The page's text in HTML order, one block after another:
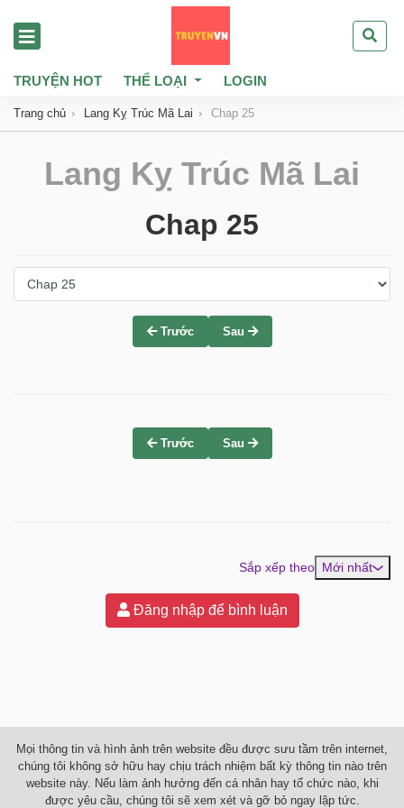
TRUYỆN HOT THỂ LOẠI LOGIN
Trang chủ Lang Kỵ Trúc Mã Lai Chap 25
Lang Kỵ Trúc Mã Lai
Chap 25
Trước Sau
Trước Sau
Sắp xếp theo Mới nhất
Đăng nhập để bình luận
Mọi thông tin và hình ảnh trên website đều được sưu tầm trên internet,
chúng tôi không sở hữu hay chịu trách nhiệm bất kỳ thông tin nào trên
website này. Nếu làm ảnh hưởng đến cá nhân hay tổ chức nào, khi
được yêu cầu, chúng tôi sẽ xem xét và gỡ bỏ ngay lập tức.